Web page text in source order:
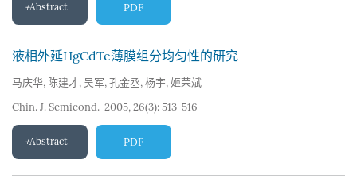
Abstract PDF
液相外延HgCdTe薄膜组分均匀性的研究
马庆华, 陈建才, 吴军, 孔金丞, 杨宇, 姬荣斌
Chin. J. Semicond. 2005, 26(3): 513-516
Abstract PDF